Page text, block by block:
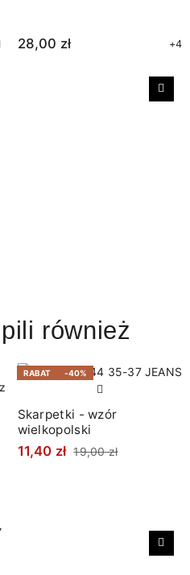
28,00 zł +4
również
RABAT -40%
Skarpetki - wzór
wielkopolski
11,40 zł 19,00 zł